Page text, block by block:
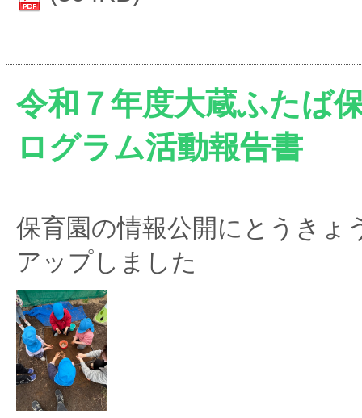
令和７年度大蔵ふたば
ログラム活動報告書
保育園の情報公開にとうきょ
アップしました